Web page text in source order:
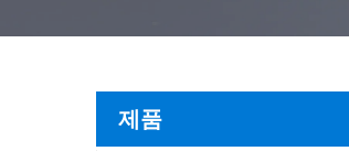
제품